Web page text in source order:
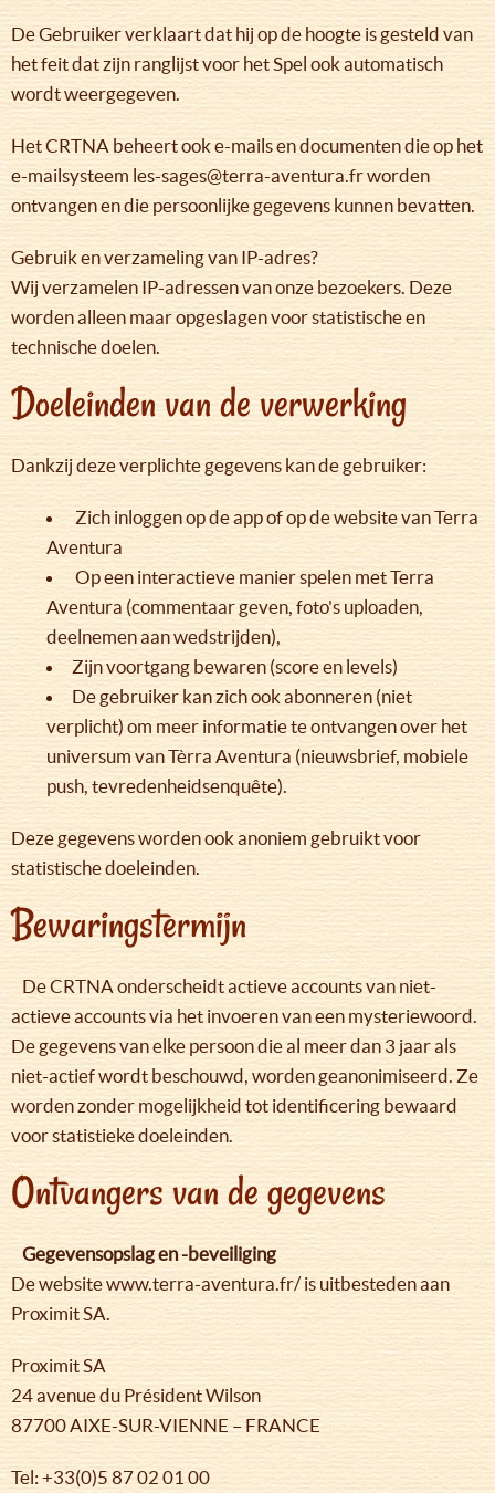
De Gebruiker verklaart dat hij op de hoogte is gesteld van
het feit dat zijn ranglijst voor het Spel ook automatisch
wordt weergegeven.
Het CRTNA beheert ook e-mails en documenten die op het
e-mailsysteem les-sages@terra-aventura.fr worden
ontvangen en die persoonlijke gegevens kunnen bevatten.
Gebruik en verzameling van IP-adres?
Wij verzamelen IP-adressen van onze bezoekers. Deze
worden alleen maar opgeslagen voor statistische en
technische doelen.
Doeleinden van de verwerking
Dankzij deze verplichte gegevens kan de gebruiker:
Zich inloggen op de app of op de website van Terra
Aventura
Op een interactieve manier spelen met Terra
Aventura (commentaar geven, foto's uploaden,
deelnemen aan wedstrijden),
Zijn voortgang bewaren (score en levels)
De gebruiker kan zich ook abonneren (niet
verplicht) om meer informatie te ontvangen over het
universum van Tèrra Aventura (nieuwsbrief, mobiele
push, tevredenheidsenquête).
Deze gegevens worden ook anoniem gebruikt voor
statistische doeleinden.
Bewaringstermijn
De CRTNA onderscheidt actieve accounts van niet-
actieve accounts via het invoeren van een mysteriewoord.
De gegevens van elke persoon die al meer dan 3 jaar als
niet-actief wordt beschouwd, worden geanonimiseerd. Ze
worden zonder mogelijkheid tot identificering bewaard
voor statistieke doeleinden.
Ontvangers van de gegevens
Gegevensopslag en -beveiliging
De website www.terra-aventura.fr/ is uitbesteden aan
Proximit SA.
Proximit SA
24 avenue du Président Wilson
87700 AIXE-SUR-VIENNE – FRANCE
Tel: +33(0)5 87 02 01 00